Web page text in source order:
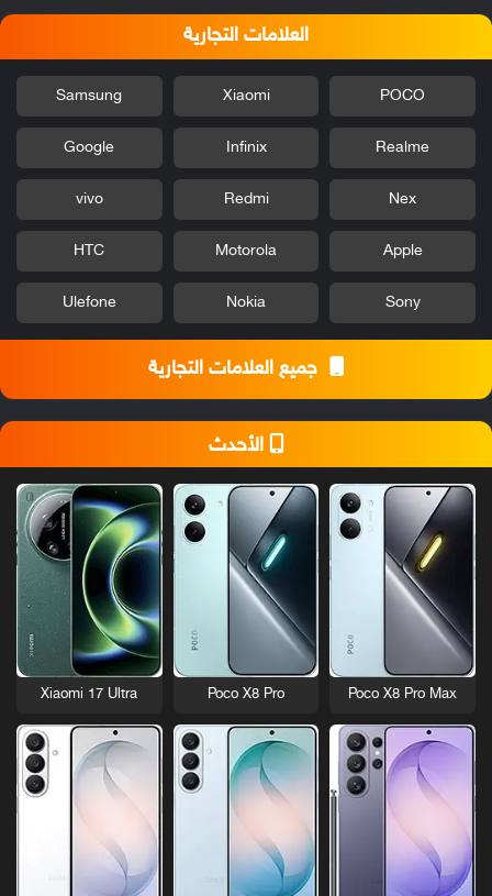
العلامات التجارية
POCO
Xiaomi
Samsung
Realme
Infinix
Google
Nex
Redmi
vivo
Apple
Motorola
HTC
Sony
Nokia
Ulefone
جميع العلامات التجارية
الأحدث
Poco X8 Pro Max
Poco X8 Pro
Xiaomi 17 Ultra